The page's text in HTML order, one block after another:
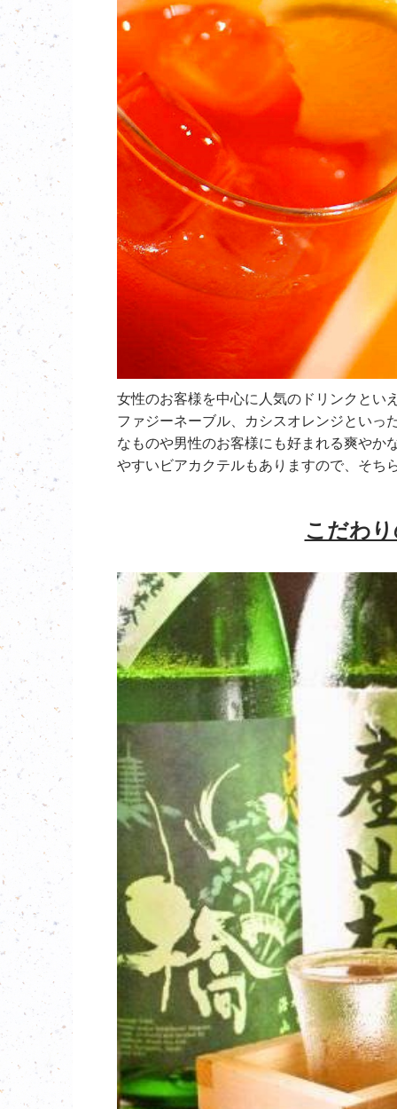
女性のお客様を中心に人気のドリンクとい
ファジーネーブル、カシスオレンジといっ
なものや男性のお客様にも好まれる爽やか
やすいビアカクテルもありますので、そち
こだわ